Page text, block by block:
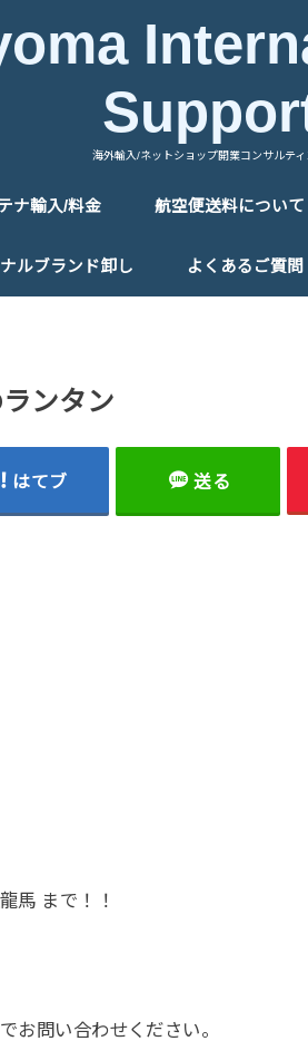
海外輸入/ネットショップ開業コンサルティ
ナ輸入/料金 航空便送料について
中国の送料について
タイの送料について
ルブランド卸し よくあるご質問
ンタン
はてブ 送る
馬 まで！！
お問い合わせください。